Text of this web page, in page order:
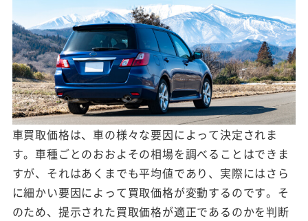
車買取価格は、車の様々な要因によって決定されま
す。車種ごとのおおよその相場を調べることはできま
すが、それはあくまでも平均値であり、実際にはさら
に細かい要因によって買取価格が変動するのです。そ
のため、提示された買取価格が適正であるのかを判断